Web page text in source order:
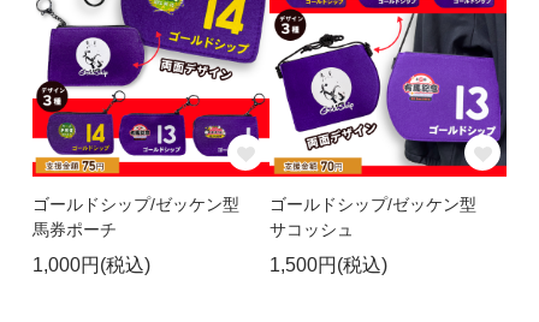
ゴールドシップ/ゼッケン型
馬券ポーチ
1,000円(税込)
ゴールドシップ/ゼッケン型
サコッシュ
1,500円(税込)